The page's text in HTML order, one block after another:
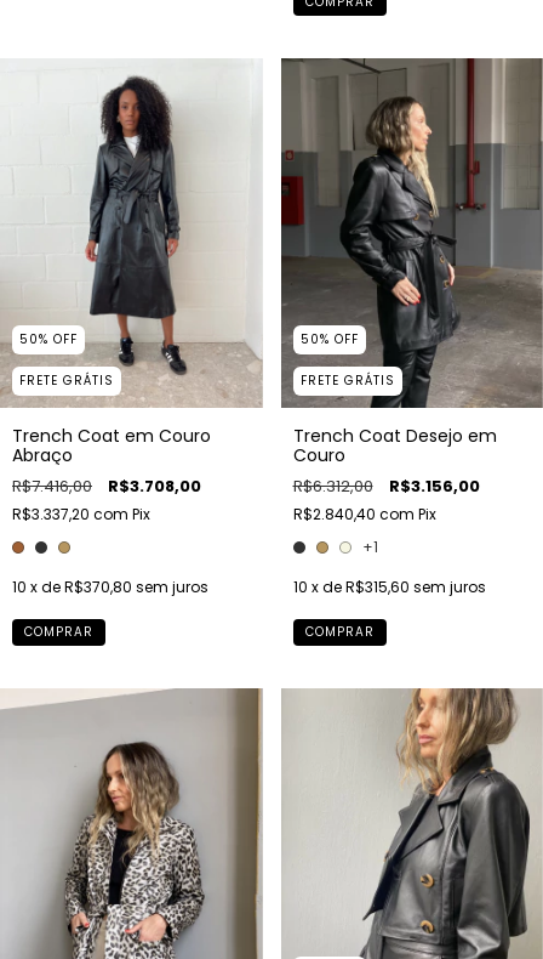
50% OFF
FRETE GRÁTIS
Trench Coat em Couro
Abraço
R$7.416,00 R$3.708,00
R$3.337,20 com Pix
10 x deR$370,80 sem juros
COMPRAR
50% OFF
FRETE GRÁTIS
Trench Coat Desejo em
Couro
R$6.312,00 R$3.156,00
R$2.840,40 com Pix
+1
10 x deR$315,60 sem juros
COMPRAR